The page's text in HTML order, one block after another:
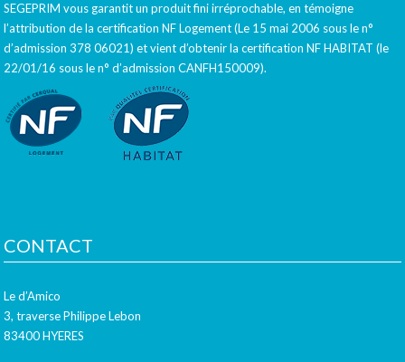
SEGEPRIM vous garantit un produit fini irréprochable, en témoigne
l’attribution de la certification NF Logement (Le 15 mai 2006 sous le n°
d’admission 378 06021) et vient d’obtenir la certification NF HABITAT (le
22/01/16 sous le n° d’admission CANFH150009).
CONTACT
Le d’Amico
3, traverse Philippe Lebon
83400 HYERES